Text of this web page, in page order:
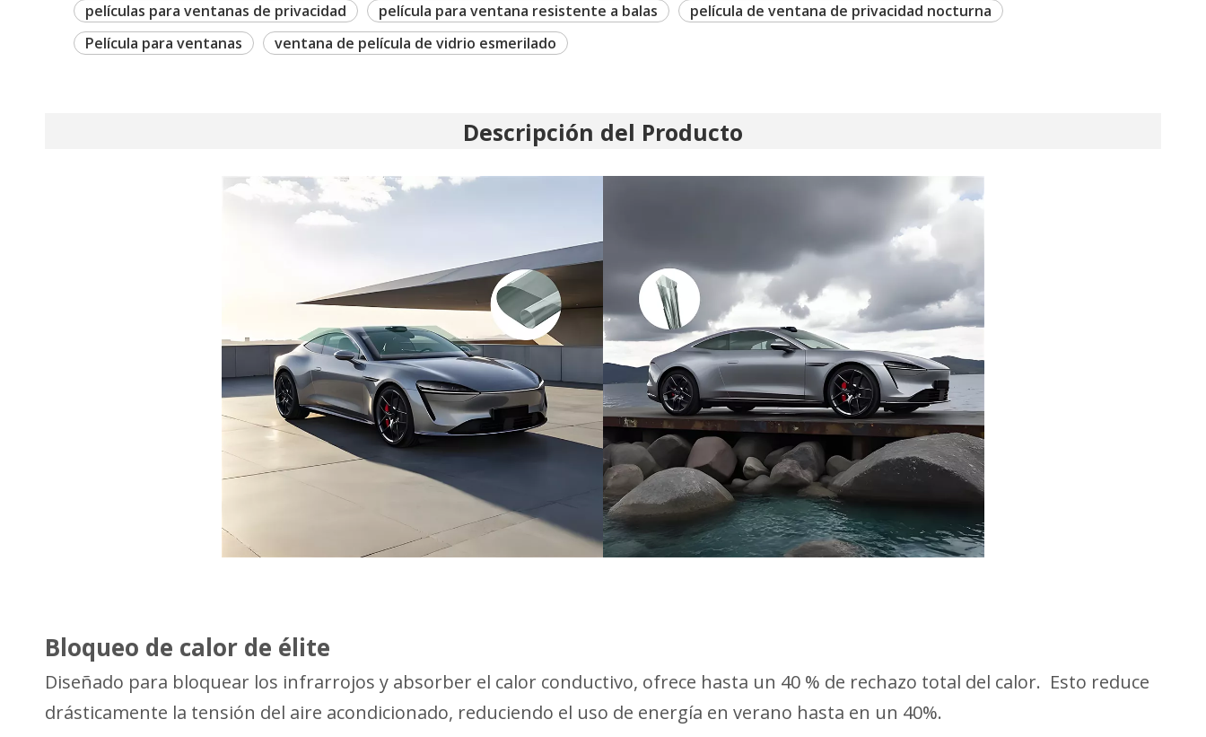
películas para ventanas de privacidad
película para ventana resistente a balas
película de ventana de privacidad nocturna
Película para ventanas
ventana de película de vidrio esmerilado
Descripción del Producto
Bloqueo de calor de élite
Diseñado para bloquear los infrarrojos y absorber el calor conductivo, ofrece hasta un 40 % de rechazo total del calor. Esto reduce
drásticamente la tensión del aire acondicionado, reduciendo el uso de energía en verano hasta en un 40%.